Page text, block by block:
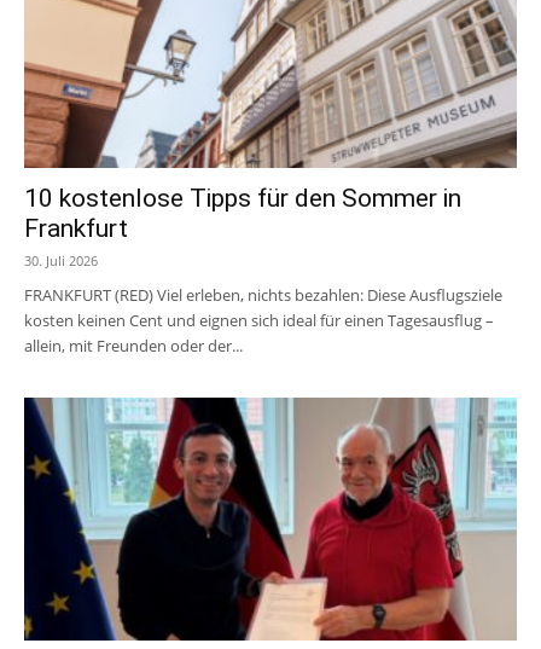
10 kostenlose Tipps für den Sommer in
Frankfurt
30. Juli 2026
FRANKFURT (RED) Viel erleben, nichts bezahlen: Diese Ausflugsziele
kosten keinen Cent und eignen sich ideal für einen Tagesausflug –
allein, mit Freunden oder der...